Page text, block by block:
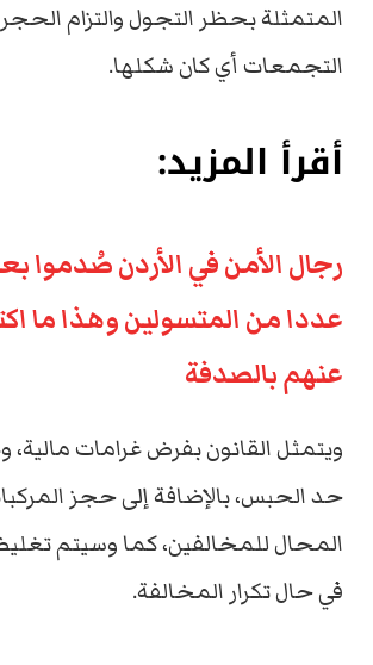
المتمثلة بحظر التجول والتزام
التجمعات أي كان شكلها.
أقرأ المزيد:
رجال الأمن في الأردن صُدموا
عددا من المتسولين وهذا ما
عنهم بالصدفة
ويتمثل القانون بفرض غرامات
حد الحبس، بالإضافة إلى حجز
المحال للمخالفين، كما وسيتم
في حال تكرار المخالفة.